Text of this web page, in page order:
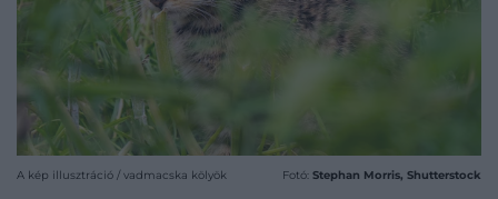
A kép illusztráció / vadmacska kölyök Fotó: Stephan Morris, Shutterstock